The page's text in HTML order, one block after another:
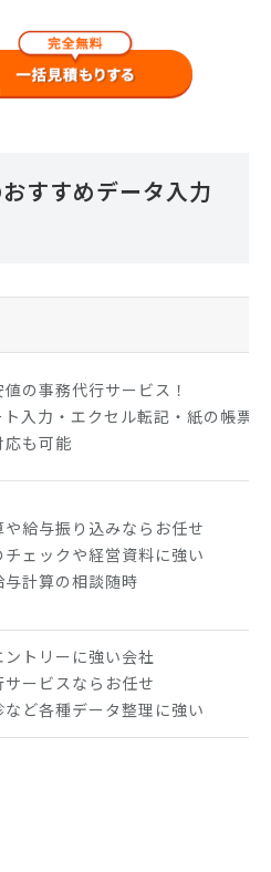
おすすめデータ入力
値の事務代行サービス！
ト入力・エクセル転記・紙の帳票
応も可能
や給与振り込みならお任せ
チェックや経営資料に強い
与計算の相談随時
ントリーに強い会社
ービスならお任せ
など各種データ整理に強い